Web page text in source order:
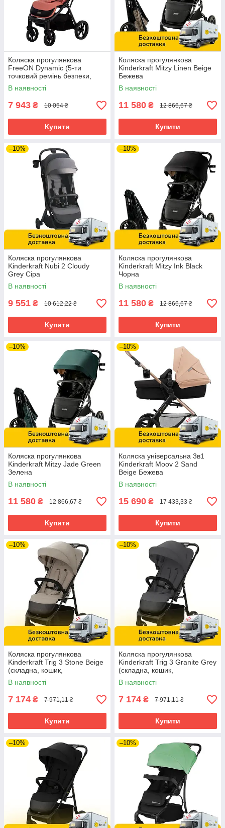
Коляска прогулянкова
FreeON Dynamic (5-ти
точковий ремінь безпеки,
регул. підніжка) Рожева
В наявності
7 943 ₴ 10 054 ₴
Купити
Коляска прогулянкова
Kinderkraft Mitzy Linen Beige
Бежева
В наявності
11 580 ₴ 12 866,67 ₴
Купити
–10%
Коляска прогулянкова
Kinderkraft Nubi 2 Cloudy
Grey Сіра
В наявності
9 551 ₴ 10 612,22 ₴
Купити
–10%
Коляска прогулянкова
Kinderkraft Mitzy Ink Black
Чорна
В наявності
11 580 ₴ 12 866,67 ₴
Купити
–10%
Коляска прогулянкова
Kinderkraft Mitzy Jade Green
Зелена
В наявності
11 580 ₴ 12 866,67 ₴
Купити
–10%
Коляска універсальна 3в1
Kinderkraft Moov 2 Sand
Beige Бежева
В наявності
15 690 ₴ 17 433,33 ₴
Купити
–10%
Коляска прогулянкова
Kinderkraft Trig 3 Stone Beige
(складна, кошик,
регулювання спинки та
підніжки) Бежева
В наявності
7 174 ₴ 7 971,11 ₴
Купити
–10%
Коляска прогулянкова
Kinderkraft Trig 3 Granite Grey
(складна, кошик,
регулювання спинки) Темно-
сіра
В наявності
7 174 ₴ 7 971,11 ₴
Купити
–10% –10%